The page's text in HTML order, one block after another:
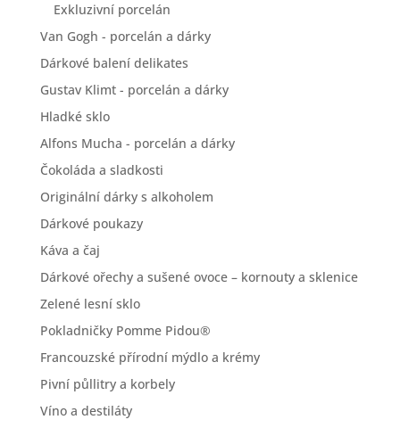
Exkluzivní porcelán
Van Gogh - porcelán a dárky
Dárkové balení delikates
Gustav Klimt - porcelán a dárky
Hladké sklo
Alfons Mucha - porcelán a dárky
Čokoláda a sladkosti
Originální dárky s alkoholem
Dárkové poukazy
Káva a čaj
Dárkové ořechy a sušené ovoce – kornouty a sklenice
Zelené lesní sklo
Pokladničky Pomme Pidou®
Francouzské přírodní mýdlo a krémy
Pivní půllitry a korbely
Víno a destiláty